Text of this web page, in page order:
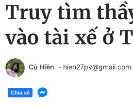
Truy tìm
vào tài xế ở
Cù Hiền - hien27pv@gmail.com
Chia sẻ